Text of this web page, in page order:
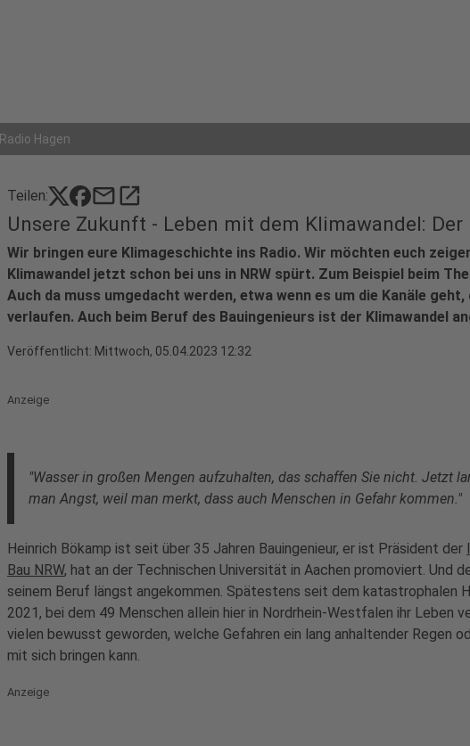
Radio Hagen
Teilen: mailopen_in_new
Unsere Zukunft - Leben mit dem Klimawandel: Der
Wir bringen eure Klimageschichte ins Radio. Wir möchten euch
Klimawandel jetzt schon bei uns in NRW spürt. Zum Beispiel beim
Auch da muss umgedacht werden, etwa wenn es um die Kanäle
verlaufen. Auch beim Beruf des Bauingenieurs ist der Klimawandel
Veröffentlicht: Mittwoch, 05.04.2023 12:32
Anzeige
"Wasser in großen Mengen aufzuhalten, das schaffen Sie nicht. Jetzt
man Angst, weil man merkt, dass auch Menschen in Gefahr kommen."
Heinrich Bökamp ist seit über 35 Jahren Bauingenieur, er ist Präsident der
Bau NRW, hat an der Technischen Universität in Aachen promoviert. Und
seinem Beruf längst angekommen. Spätestens seit dem katastrophalen
2021, bei dem 49 Menschen allein hier in Nordrhein-Westfalen ihr Leben
vielen bewusst geworden, welche Gefahren ein lang anhaltender Regen
mit sich bringen kann.
Anzeige